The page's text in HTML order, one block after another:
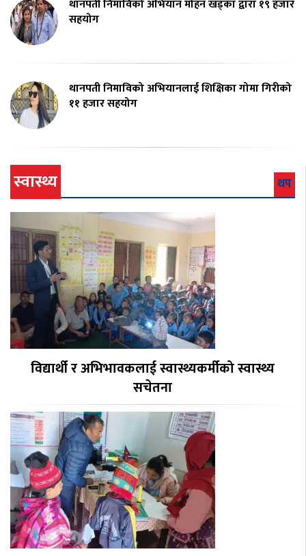
थानपती निमाविको अभियान मोहन खड्का द्वारा १९ हजार
सहयोग
थानपती निमाविको अभियानलाई शिक्षिका गोमा गिरीको
११ हजार सहयोग
स्वास्थ्य थप
विद्यार्थी र अभिभावकलाई स्वास्थ्यकर्मीको स्वास्थ्य
सचेतना